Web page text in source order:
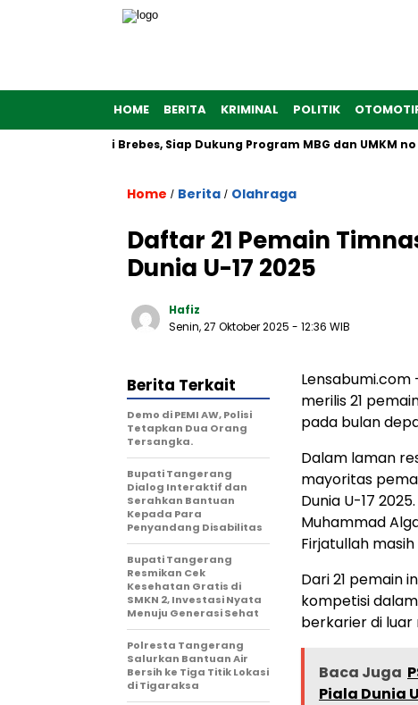
HOME BERITA KRIMINAL POLITIK
Dibangun di Brebes, Siap Dukung Program MBG dan UMKM no
Home / Berita / Olahraga
Daftar 21 Pemain
Dunia U-17 2025
Hafiz
Senin, 27 Oktober 2025 - 12:36 WIB
Lensabumi.com
merilis 21
pada bulan
Dalam laman
mayoritas
Dunia U-17
Muhammad
Firjatullah
Dari 21 pemain
kompetisi
berkarier di luar
Baca Juga
Piala Dunia
Berita Terkait
Demo di PEMI AW, Polisi
Tetapkan Dua Orang
Tersangka.
Bupati Tangerang
Dialog Interaktif dan
Serahkan Bantuan
Kepada Para
Penyandang Disabilitas
‎Bupati Tangerang
Resmikan Cek
Kesehatan Gratis di
SMKN 2, Investasi Nyata
Menuju Generasi Sehat
Polresta Tangerang
Salurkan Bantuan Air
Bersih ke Tiga Titik Lokasi
di Tigaraksa